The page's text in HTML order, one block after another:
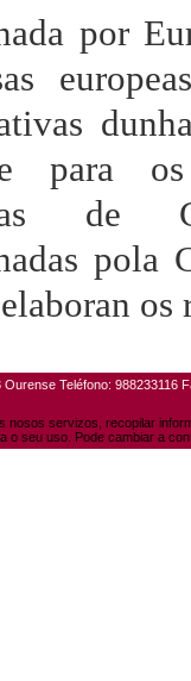
por
para
de
pola
os
Teléfono: 988233116
servizos, recopilar
o seu uso. Pode cambiar a